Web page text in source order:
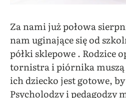
Za nami już połowa
nam uginające się od
półki sklepowe . Rodzice
tornistra i piórnika muszą
ich dziecko jest gotowe, by
Psycholodzy i pedagodzy